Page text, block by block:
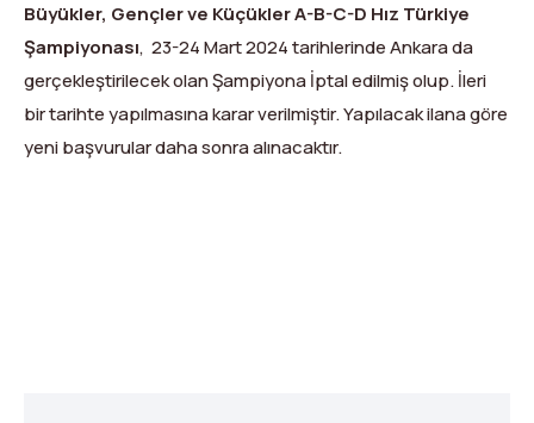
Dağ Evi
Kurullar
Federasyon Logosu
Yüksek Dağ Koşusu
Tırmanış Raporları
Anti-Doping
Mevzuat
DYS Şifre Başvuru Formu (Sadece Kulüp Yetkilileri)
Büyükler, Gençler ve Küçükler A-B-C-D Hız Türkiye
Şampiyonası, 23-24 Mart 2024 tarihlerinde Ankara da
gerçekleştirilecek olan Şampiyona İptal edilmiş olup. İleri
bir tarihte yapılmasına karar verilmiştir. Yapılacak ilana göre
yeni başvurular daha sonra alınacaktır.